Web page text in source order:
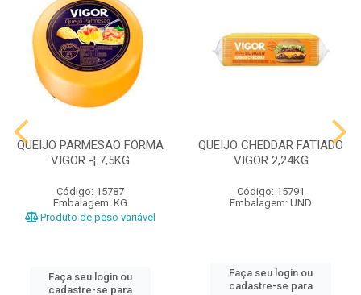
QUEIJO PARMESAO FORMA
VIGOR -¦ 7,5KG
Código: 15787
Embalagem: KG
Produto de peso variável
Faça seu login ou
cadastre-se para
QUEIJO CHEDDAR FATIADO
VIGOR 2,24KG
Código: 15791
Embalagem: UND
Faça seu login ou
cadastre-se para